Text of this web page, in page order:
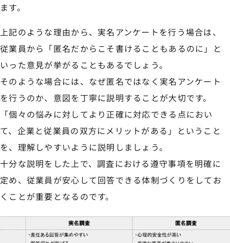
ます。
上記のような理由から、実名アンケートを行う場合は、
従業員から「匿名だからこそ書けることもあるのに」と
いった意見が挙がることもあるでしょう。
そのような場合には、なぜ匿名ではなく実名アンケート
を行うのか、意図を丁寧に説明することが大切です。
「個々の悩みに対してより正確に対応できる点におい
て、企業と従業員の双方にメリットがある」ということ
を、理解しやすいように説明しましょう。
十分な説明をした上で、調査における遵守事項を明確に
定め、従業員が安心して回答できる体制づくりをしてお
くことが重要となるのです。